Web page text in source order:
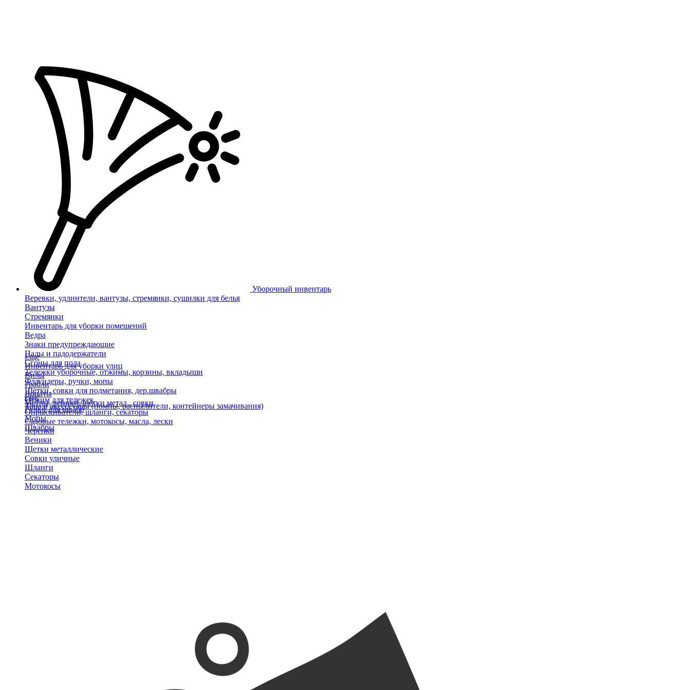
Уборочный инвентарь
Веревки, удлинтели, вантузы, стремянки, сушилки для белья
Вантузы
Стремянки
Инвентарь для уборки помещений
Ведра
Знаки предупреждающие
Пады и падодержатели
Сгоны для пола
Тележки уборочные, отжимы, корзины, вкладыши
Флаундеры, ручки, мопы
Щетки, совки для подметания, дер.швабры
Отжим для тележек
Ручки для швабр
Мопы
Швабры
Еще
Инвентарь для уборки улиц
Вилы
Грабли
Лопаты
Метлы, веники, щетки метал., совки
Опрыскиватели, шланги, секаторы
Садовые тележки, мотокосы, масла, лески
Черенки
Веники
Щетки металлические
Совки уличные
Шланги
Секаторы
Мотокосы
Еще
Тара и аксессуары (помпы, распылители, контейнеры замачивания)